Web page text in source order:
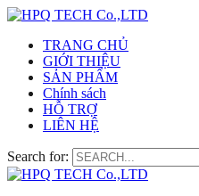
TRANG CHỦ
GIỚI THIỆU
SẢN PHẨM
Chính sách
HỖ TRỢ
LIÊN HỆ
Search for: